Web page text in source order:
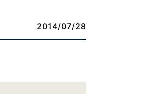
2014/07/28